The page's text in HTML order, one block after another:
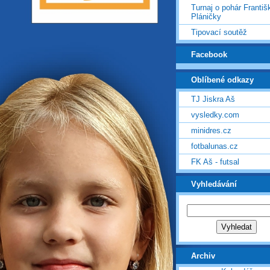
Turnaj o pohár
Pláničky
Tipovací soutěž
Facebook
Oblíbené odkazy
TJ Jiskra Aš
vysledky.com
minidres.cz
fotbalunas.cz
FK Aš - futsal
Vyhledávání
Archiv